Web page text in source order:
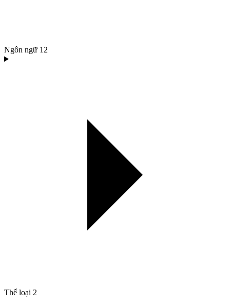
Ngôn ngữ 12
Thể loại 2